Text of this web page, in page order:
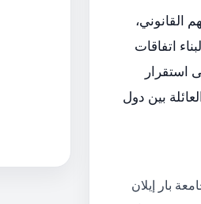
القانوني،
اتفاقات
استقرار
بين دول